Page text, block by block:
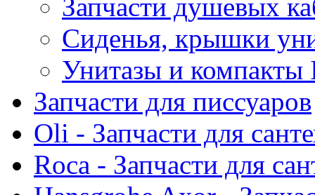
Запчасти душевых
Сиденья, крышки
Унитазы и компакты
Запчасти для писсуаров
Oli - Запчасти для
Roca - Запчасти для